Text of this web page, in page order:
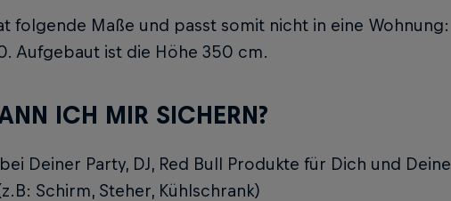
folgende Maße und passt somit nicht in eine Wohnung:
Aufgebaut ist die Höhe 350 cm.
ICH MIR SICHERN?
Deiner Party, DJ, Red Bull Produkte für Dich und Deine
Schirm, Steher, Kühlschrank)